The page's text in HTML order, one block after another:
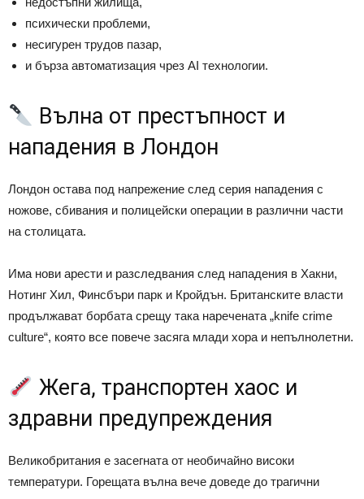
психически проблеми,
несигурен трудов пазар,
и бърза автоматизация чрез AI технологии.
Вълна от престъпност и
нападения в Лондон
Лондон остава под напрежение след серия нападения с
ножове, сбивания и полицейски операции в различни части
на столицата.
Има нови арести и разследвания след нападения в Хакни,
Нотинг Хил, Финсбъри парк и Кройдън. Британските власти
продължават борбата срещу така наречената „knife crime
culture“, която все повече засяга млади хора и непълнолетни.
Жега, транспортен хаос и
здравни предупреждения
Великобритания е засегната от необичайно високи
температури. Горещата вълна вече доведе до трагични